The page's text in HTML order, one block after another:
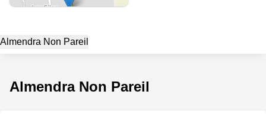
Almendra Non Pareil
Almendra Non Pareil